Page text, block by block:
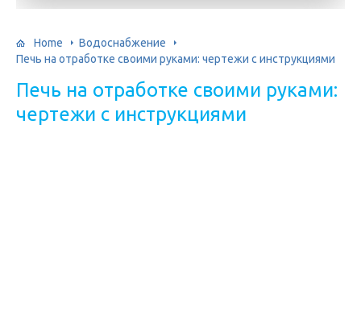
Home
Водоснабжение
Печь на отработке своими руками: чертежи с инструкциями
Печь на отработке своими руками:
чертежи с инструкциями